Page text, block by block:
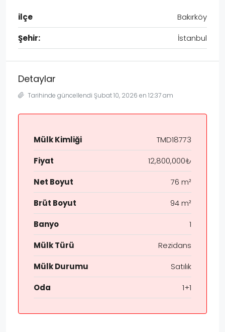
ilçe
Bakırköy
Şehir:
İstanbul
Detaylar
Tarihinde güncellendi Şubat 10, 2026 en 12:37 am
Mülk Kimliği
TMD18773
Fiyat
12,800,000₺
Net Boyut
76 m²
Brüt Boyut
94 m²
Banyo
1
Mülk Türü
Rezidans
Mülk Durumu
Satılık
Oda
1+1